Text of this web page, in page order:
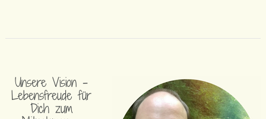
Unsere Vision –
Lebensfreude für
Dich zum